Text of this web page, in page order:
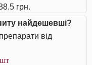
грн.
найдешевші?
від